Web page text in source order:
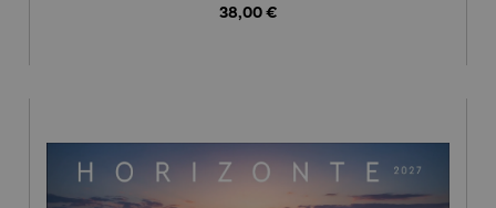
Regulärer Preis:
38,00 €